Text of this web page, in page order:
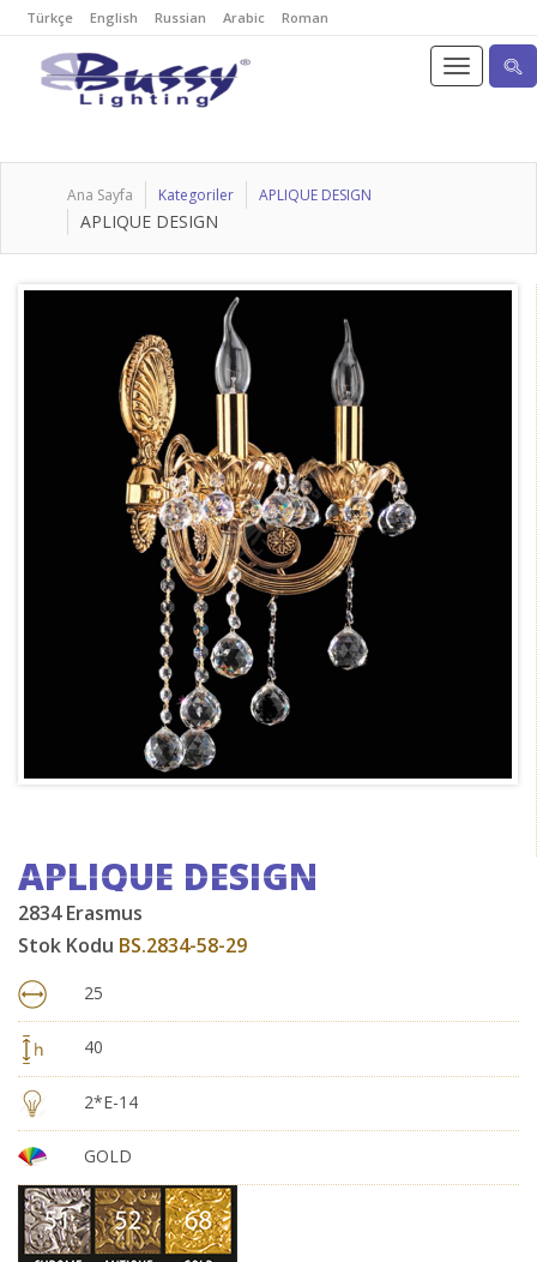
Türkçe English Russian Arabic Roman
Ana Sayfa Kategoriler APLIQUE DESIGN
APLIQUE DESIGN
APLIQUE DESIGN
2834 Erasmus
Stok Kodu BS.2834-58-29
25
40
2*E-14
GOLD